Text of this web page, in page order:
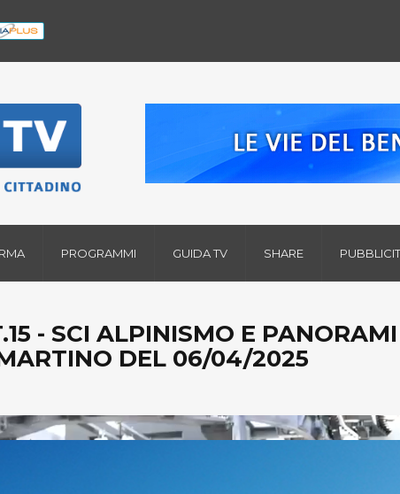
PROGRAMMI GUIDA TV SHARE
- SCI ALPINISMO E PANORAMI
DEL 06/04/2025